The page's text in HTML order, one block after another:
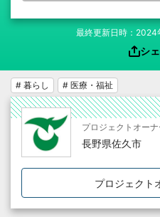
最終更新日時：
シ
# 暮らし # 医療・福祉
プロジェクトオーナ
長野県佐久市
プロジェクト